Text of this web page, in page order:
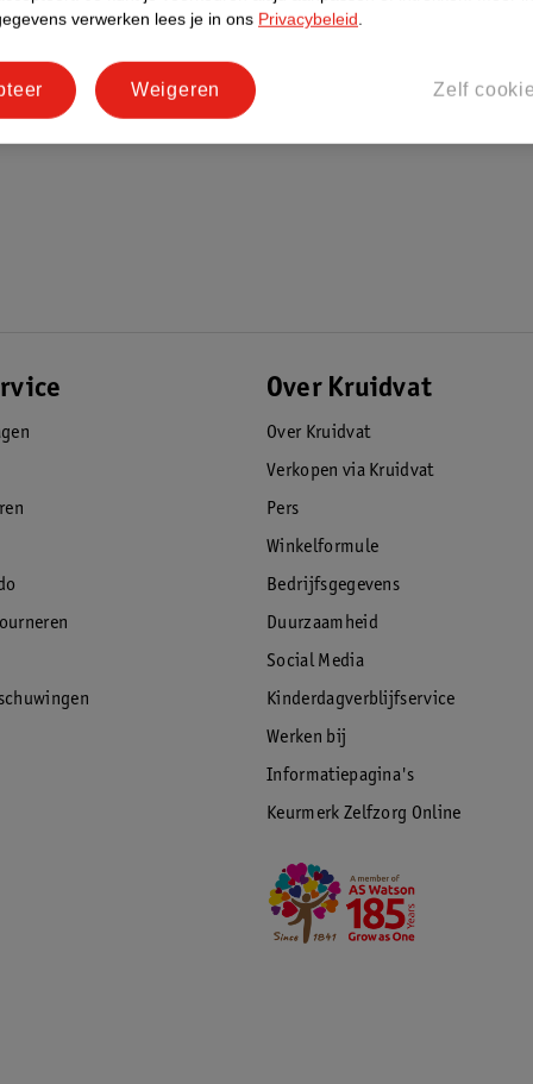
de draagtas.
jaar
Over Kruidvat
Over Kruidvat
Verkopen via Kruidvat
Pers
Winkelformule
Bedrijfsgegevens
Duurzaamheid
Social Media
Kinderdagverblijfservice
Werken bij
Informatiepagina's
Keurmerk Zelfzorg Online
verwerken lees je in ons Privacybeleid.
Zelf
Weigeren